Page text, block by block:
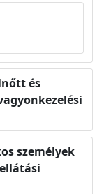
és
személyek